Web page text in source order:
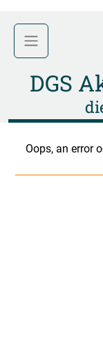
DGS
Oops, an error